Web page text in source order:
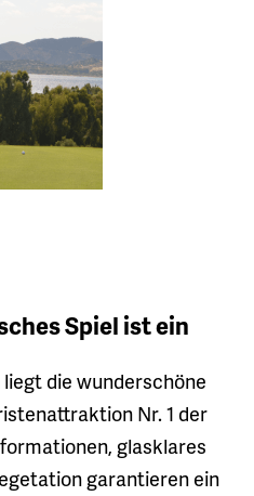
Spiel ist ein
die wunderschöne
Nr. 1 der
glasklares
garantieren ein